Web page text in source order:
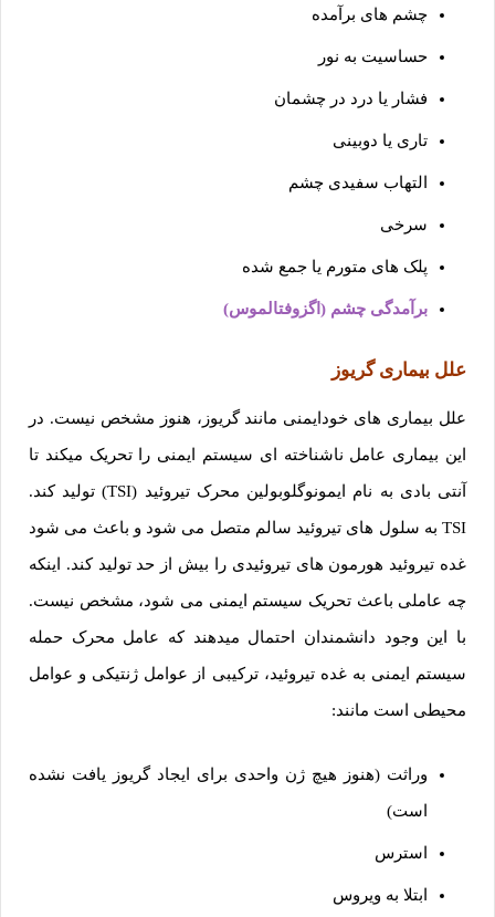
چشم های برآمده
حساسیت به نور
فشار یا درد در چشمان
تاری یا دوبینی
التهاب سفیدی چشم
سرخی
پلک های متورم یا جمع شده
برآمدگی چشم (اگزوفتالموس)
علل بیماری گریوز
علل بیماری های خودایمنی مانند گریوز، هنوز مشخص نیست. در
این بیماری عامل ناشناخته ای سیستم ایمنی را تحریک میکند تا
آنتی بادی به نام ایمونوگلوبولین محرک تیروئید (TSI) تولید کند.
TSI به سلول های تیروئید سالم متصل می شود و باعث می شود
غده تیروئید هورمون های تیروئیدی را بیش از حد تولید کند. اینکه
چه عاملی باعث تحریک سیستم ایمنی می شود، مشخص نیست.
با این وجود دانشمندان احتمال میدهند که عامل محرک حمله
سیستم ایمنی به غده تیروئید، ترکیبی از عوامل ژنتیکی و عوامل
محیطی است مانند:
وراثت (هنوز هیچ ژن واحدی برای ایجاد گریوز یافت نشده
است)
استرس
ابتلا به ویروس